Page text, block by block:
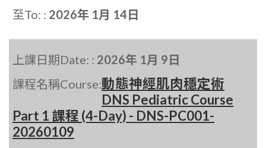
至To: : 2026年 1月 14日
上課日期Date: : 2026年 1月 9日
課程名稱Course:動態神經肌肉穩定術
DNS Pediatric Course
Part 1 課程 (4-Day) - DNS-PC001-
20260109